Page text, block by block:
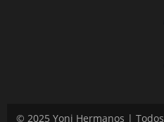
© 2025 Yoni Hermanos | Todos